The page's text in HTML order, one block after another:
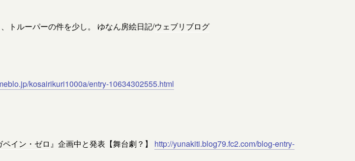
トルーパーの件を少し。 ゆなん房絵日記/ウェブリブログ
kosairikuri1000a/entry-10634302555.html
ペイン・ゼロ 』企画中と発表【舞台劇？】 http://yunakiti.blog79.fc2.com/blog-entry-